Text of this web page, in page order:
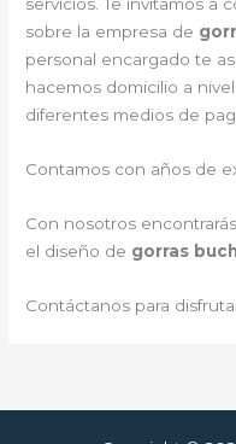
servicios. Te invitamos a
sobre la empresa de
personal encargado te
hacemos domicilio a
diferentes medios de
Contamos con años de
Con nosotros
el diseño de gorras
Contáctanos para